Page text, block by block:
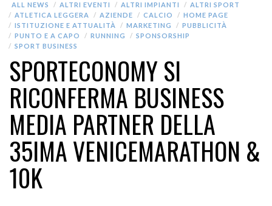
ALL NEWS ALTRI EVENTI ALTRI IMPIANTI
ALTRI SPORT
ATLETICA LEGGERA
AZIENDE CALCIO
HOME PAGE
ISTITUZIONE E ATTUALITÀ
MARKETING
PUBBLICITÀ
PUNTO E A CAPO
RUNNING
SPONSORSHIP
SPORT BUSINESS
SPORTECONOMY SI
RICONFERMA BUSINESS
MEDIA PARTNER DELLA
35IMA VENICEMARATHON &
10K